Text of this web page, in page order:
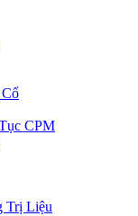
CPM
Trị Liệu